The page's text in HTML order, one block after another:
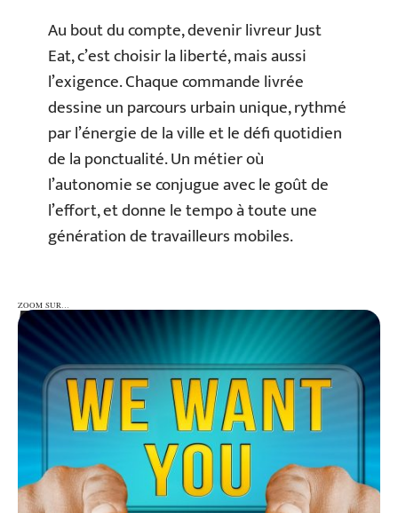
Au bout du compte, devenir livreur Just
Eat, c’est choisir la liberté, mais aussi
l’exigence. Chaque commande livrée
dessine un parcours urbain unique, rythmé
par l’énergie de la ville et le défi quotidien
de la ponctualité. Un métier où
l’autonomie se conjugue avec le goût de
l’effort, et donne le tempo à toute une
génération de travailleurs mobiles.
ZOOM SUR…
ZOOM SUR…